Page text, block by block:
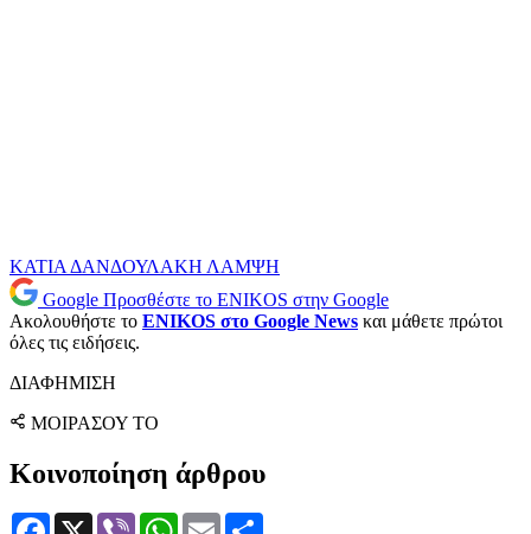
ΚΑΤΙΑ ΔΑΝΔΟΥΛΑΚΗ ΛΑΜΨΗ
Google Προσθέστε το ENIKOS στην Google
Ακολουθήστε το ENIKOS στο Google News και μάθετε πρώτοι
όλες τις ειδήσεις.
ΔΙΑΦΗΜΙΣΗ
ΜΟΙΡΑΣΟΥ ΤΟ
Κοινοποίηση άρθρου
Facebook
X Viber WhatsApp
Email